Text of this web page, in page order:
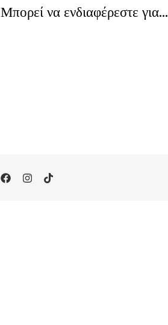
Μπορεί να ενδιαφέρεστε για…